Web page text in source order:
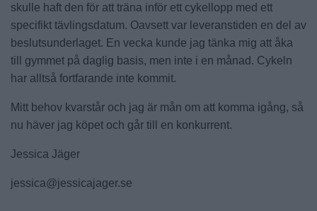
skulle haft den för att träna inför ett cykellopp med ett
specifikt tävlingsdatum. Oavsett var leveranstiden en del av
beslutsunderlaget. En vecka kunde jag tänka mig att åka
till gymmet på daglig basis, men inte i en månad. Cykeln
har alltså fortfarande inte kommit.
Mitt behov kvarstår och jag är mån om att komma igång, så
nu häver jag köpet och går till en konkurrent.
Jessica Jäger
jessica@jessicajager.se